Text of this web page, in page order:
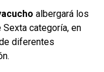
albergará los
Sexta categoría, en
diferentes